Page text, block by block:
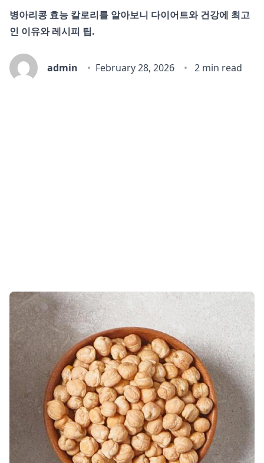
병아리콩 효능 칼로리를 알아보니 다이어트와 건강에 최고
인 이유와 레시피 팁.
admin February 28, 2026 2 min read